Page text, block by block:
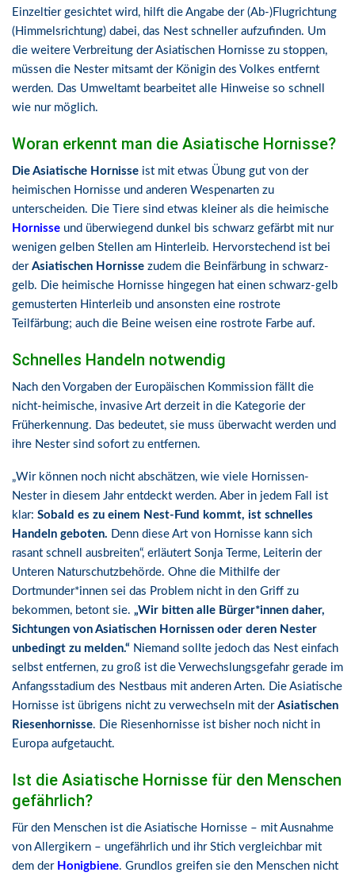
Einzeltier gesichtet wird, hilft die Angabe der (Ab-)Flugrichtung
(Himmelsrichtung) dabei, das Nest schneller aufzufinden. Um
die weitere Verbreitung der Asiatischen Hornisse zu stoppen,
müssen die Nester mitsamt der Königin des Volkes entfernt
werden. Das Umweltamt bearbeitet alle Hinweise so schnell
wie nur möglich.
Woran erkennt man die Asiatische Hornisse?
Die Asiatische Hornisse ist mit etwas Übung gut von der
heimischen Hornisse und anderen Wespenarten zu
unterscheiden. Die Tiere sind etwas kleiner als die heimische
Hornisse und überwiegend dunkel bis schwarz gefärbt mit nur
wenigen gelben Stellen am Hinterleib. Hervorstechend ist bei
der Asiatischen Hornisse zudem die Beinfärbung in schwarz-
gelb. Die heimische Hornisse hingegen hat einen schwarz-gelb
gemusterten Hinterleib und ansonsten eine rostrote
Teilfärbung; auch die Beine weisen eine rostrote Farbe auf.
Schnelles Handeln notwendig
Nach den Vorgaben der Europäischen Kommission fällt die
nicht-heimische, invasive Art derzeit in die Kategorie der
Früherkennung. Das bedeutet, sie muss überwacht werden und
ihre Nester sind sofort zu entfernen.
„Wir können noch nicht abschätzen, wie viele Hornissen-
Nester in diesem Jahr entdeckt werden. Aber in jedem Fall ist
klar: Sobald es zu einem Nest-Fund kommt, ist schnelles
Handeln geboten. Denn diese Art von Hornisse kann sich
rasant schnell ausbreiten“, erläutert Sonja Terme, Leiterin der
Unteren Naturschutzbehörde. Ohne die Mithilfe der
Dortmunder*innen sei das Problem nicht in den Griff zu
bekommen, betont sie. „Wir bitten alle Bürger*innen daher,
Sichtungen von Asiatischen Hornissen oder deren Nester
unbedingt zu melden.“ Niemand sollte jedoch das Nest einfach
selbst entfernen, zu groß ist die Verwechslungsgefahr gerade im
Anfangsstadium des Nestbaus mit anderen Arten. Die Asiatische
Hornisse ist übrigens nicht zu verwechseln mit der Asiatischen
Riesenhornisse. Die Riesenhornisse ist bisher noch nicht in
Europa aufgetaucht.
Ist die Asiatische Hornisse für den Menschen
gefährlich?
Für den Menschen ist die Asiatische Hornisse – mit Ausnahme
von Allergikern – ungefährlich und ihr Stich vergleichbar mit
dem der Honigbiene. Grundlos greifen sie den Menschen nicht